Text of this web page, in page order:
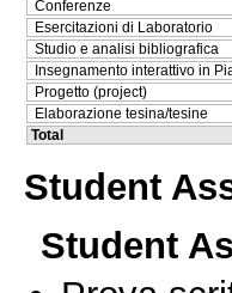
Conferenze
Esercitazioni di Laboratorio
Studio e analisi bibliografica
Insegnamento interattivo in
Progetto (project)
Elaborazione tesina/tesine
Total
Student
Student